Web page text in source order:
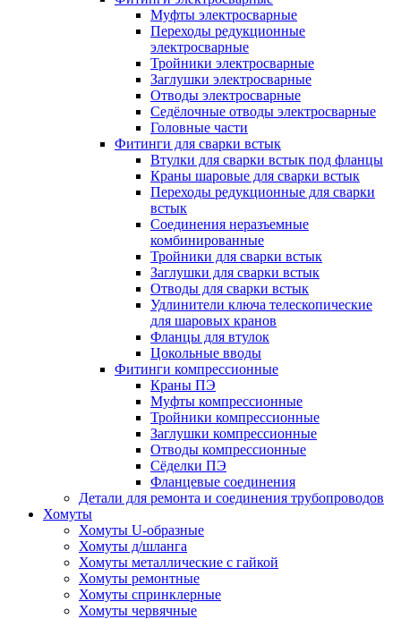
Муфты электросварные
Переходы редукционные
электросварные
Тройники электросварные
Заглушки электросварные
Отводы электросварные
Седёлочные отводы электросварные
Головные части
Фитинги для сварки встык
Втулки для сварки встык под фланцы
Краны шаровые для сварки встык
Переходы редукционные для сварки
встык
Соединения неразъемные
комбинированные
Тройники для сварки встык
Заглушки для сварки встык
Отводы для сварки встык
Удлинители ключа телескопические
для шаровых кранов
Фланцы для втулок
Цокольные вводы
Фитинги компрессионные
Краны ПЭ
Муфты компрессионные
Тройники компрессионные
Заглушки компрессионные
Отводы компрессионные
Сёделки ПЭ
Фланцевые соединения
Детали для ремонта и соединения трубопроводов
Хомуты
Хомуты U-образные
Хомуты д/шланга
Хомуты металлические с гайкой
Хомуты ремонтные
Хомуты спринклерные
Хомуты червячные